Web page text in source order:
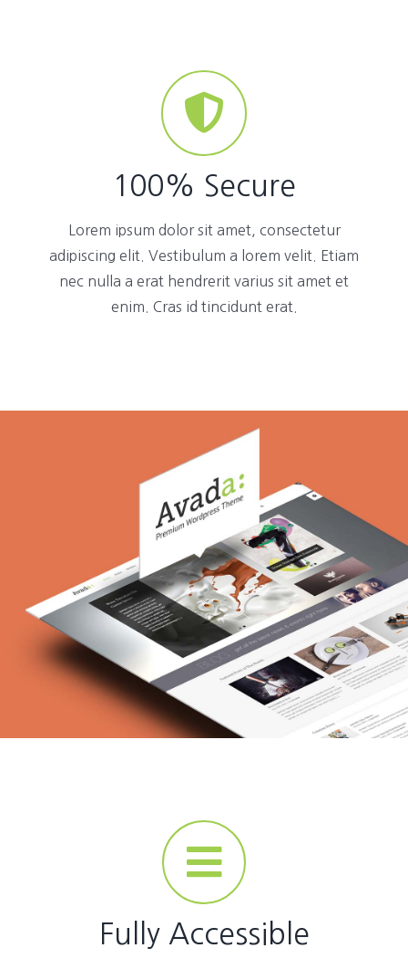
100% Secure
Lorem ipsum dolor sit amet, consectetur
adipiscing elit. Vestibulum a lorem velit. Etiam
nec nulla a erat hendrerit varius sit amet et
enim. Cras id tincidunt erat.
Fully Accessible